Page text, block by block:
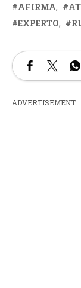
AFIRMA
EXPERTO
ADVERTISEMENT